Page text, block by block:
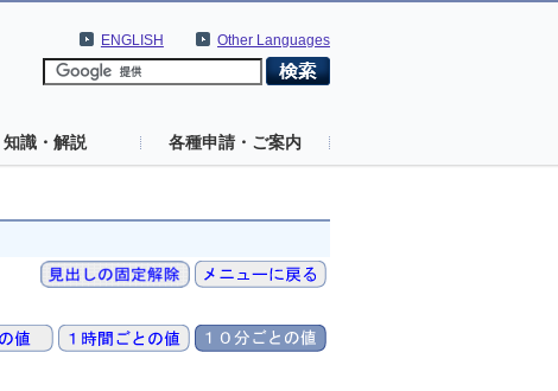
Other Languages
ENGLISH
知識・解説 各種申請・ご案内